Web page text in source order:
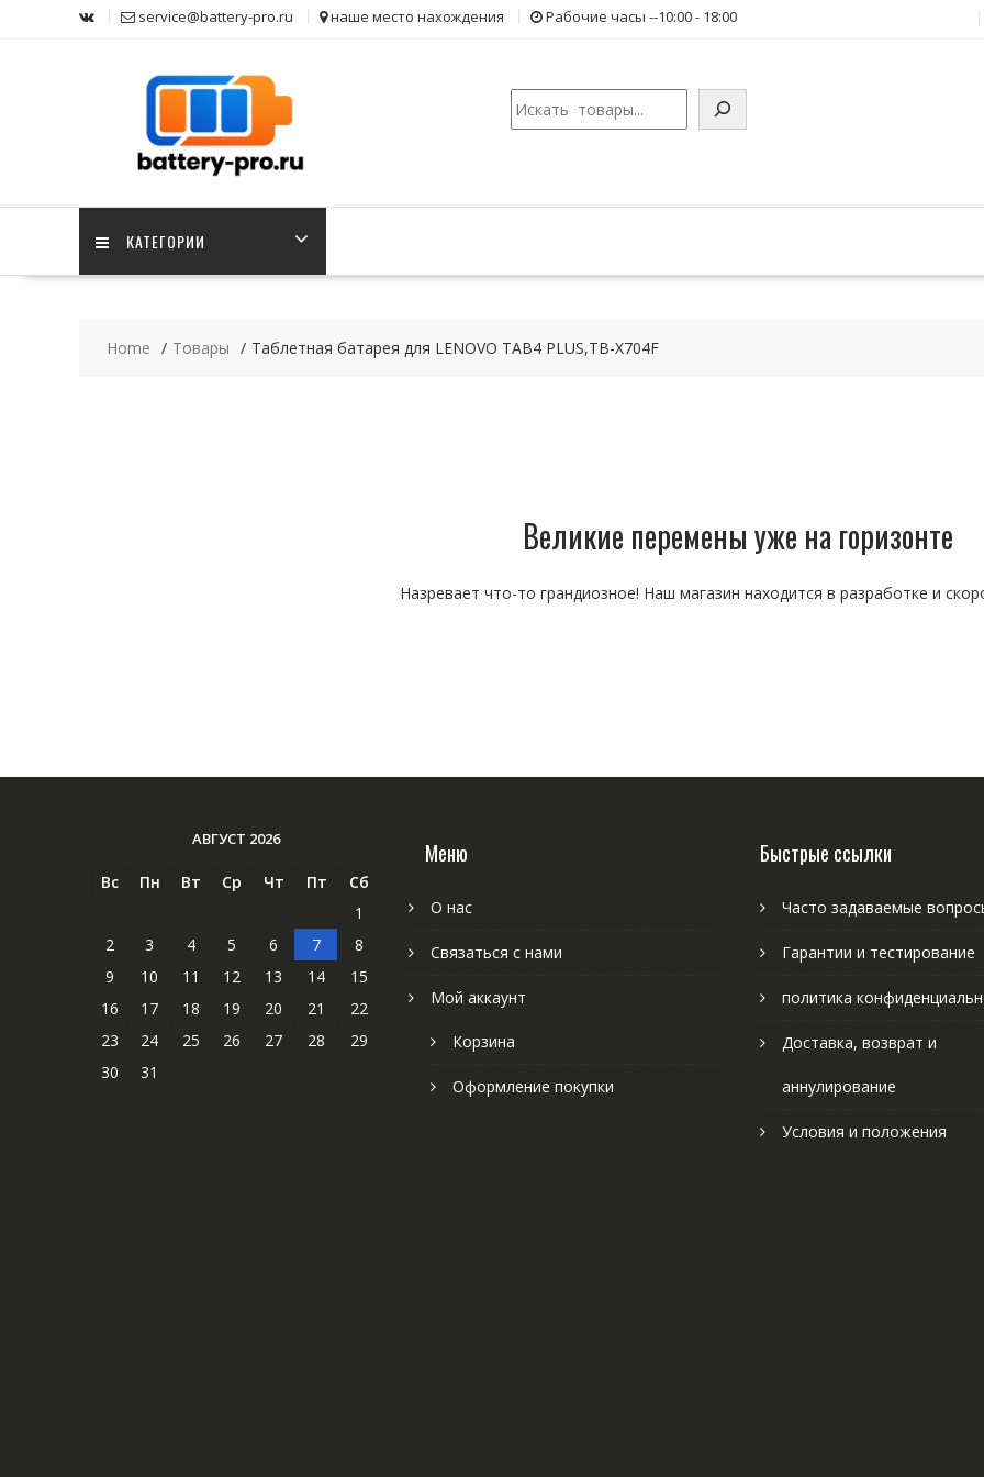
service@battery-pro.ru наше место нахождения Рабочие часы --10:00 - 18:00
Поиск
КАТЕГОРИИ
Home Товары Таблетная батарея для LENOVO TAB4 PLUS,TB-X704F
Великие перемены уже на горизонте
Назревает что-то грандиозное! Наш магазин находится в разработке и
АВГУСТ 2026
Вс Пн Вт Ср Чт Пт
Сб
1
2
3 4 5 6 7
8
9
10 11 12 13 14
15
16
17 18 19 20 21
22
23
24 25 26 27 28
29
30
31
Меню
О нас
Связаться с нами
Мой аккаунт
Корзина
Оформление покупки
Быстрые ссылки
Часто задаваемые
Гарантии и тестирование
политика
Доставка, возврат и
аннулирование
Условия и положения